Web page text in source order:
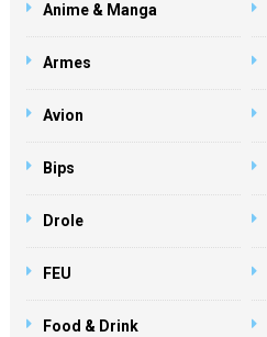
Anime & Manga
Armes
Avion
Bips
Drole
FEU
Food & Drink